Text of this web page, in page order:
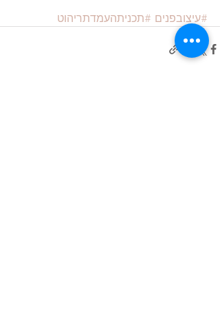
#עיצובפנים #תכניתהעמדתריהוט